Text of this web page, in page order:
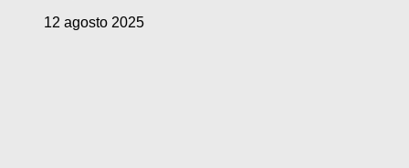
12 agosto 2025